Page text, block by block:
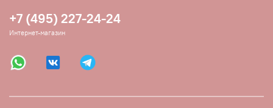
+7 (495) 227-24-24
Интернет-магазин